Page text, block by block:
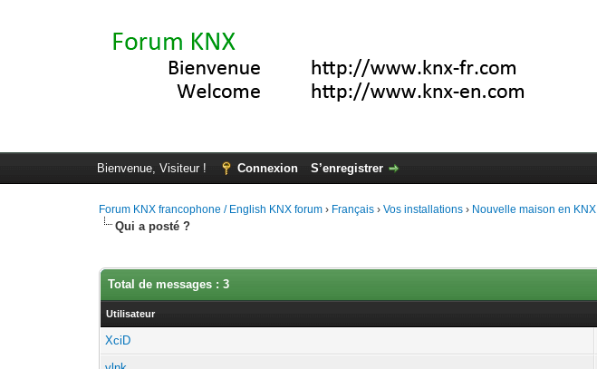
Bienvenue, Visiteur ! Connexion S’enregistrer
Forum KNX francophone / English KNX forum › Français ›Vos installations › Nouvelle maison en KNX
Qui a posté ?
Total de messages : 3
Utilisateur
XciD